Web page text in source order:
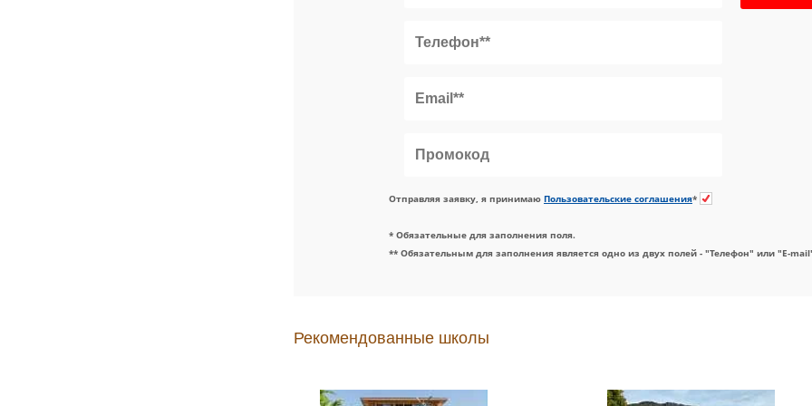
Отправляя заявку, я принимаю Пользовательские соглашения*
* Обязательные для заполнения поля.
** Обязательным для заполнения является одно из двух полей - "Телефон" или "E-
Рекомендованные школы